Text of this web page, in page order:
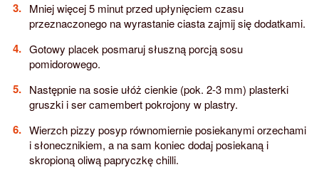
Mniej więcej 5 minut przed upłynięciem czasu
przeznaczonego na wyrastanie ciasta zajmij się dodatkami.
Gotowy placek posmaruj słuszną porcją sosu
pomidorowego.
Następnie na sosie ułóż cienkie (pok. 2-3 mm) plasterki
gruszki i ser camembert pokrojony w plastry.
Wierzch pizzy posyp równomiernie posiekanymi orzechami
i słonecznikiem, a na sam koniec dodaj posiekaną i
skropioną oliwą papryczkę chilli.